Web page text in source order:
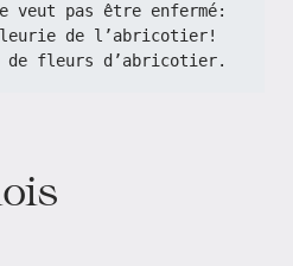
veut pas être enfermé:
de l’abricotier!
de fleurs d’abricotier.